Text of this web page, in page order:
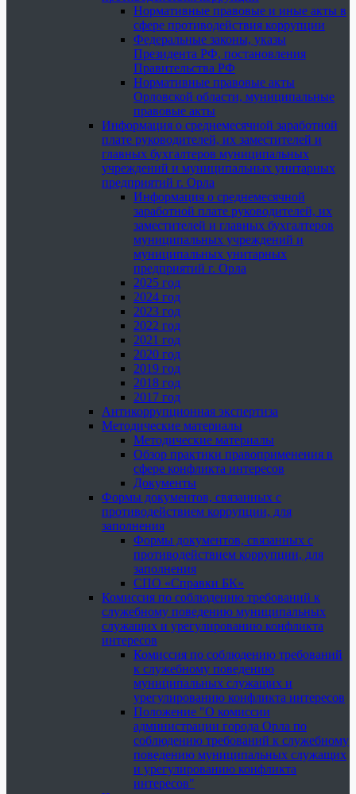
Нормативные правовые и иные акты в
сфере противодействия коррупции
Федеральные законы, указы
Президента РФ, постановления
Правительства РФ
Нормативные правовые акты
Орловской области, муниципальные
правовые акты
Информация о среднемесячной заработной
плате руководителей, их заместителей и
главных бухгалтеров муниципальных
учреждений и муниципальных унитарных
предприятий г. Орла
Информация о среднемесячной
заработной плате руководителей, их
заместителей и главных бухгалтеров
муниципальных учреждений и
муниципальных унитарных
предприятий г. Орла
2025 год
2024 год
2023 год
2022 год
2021 год
2020 год
2019 год
2018 год
2017 год
Антикоррупционная экспертиза
Методические материалы
Методические материалы
Обзор практики правоприменения в
сфере конфликта интересов
Документы
Формы документов, связанных с
противодействием коррупции, для
заполнения
Формы документов, связанных с
противодействием коррупции, для
заполнения
СПО «Справки БК»
Комиссия по соблюдению требований к
служебному поведению муниципальных
служащих и урегулированию конфликта
интересов
Комиссия по соблюдению требований
к служебному поведению
муниципальных служащих и
урегулированию конфликта интересов
Положение "О комиссии
администрации города Орла по
соблюдению требований к служебному
поведению муниципальных служащих
и урегулированию конфликта
интересов"